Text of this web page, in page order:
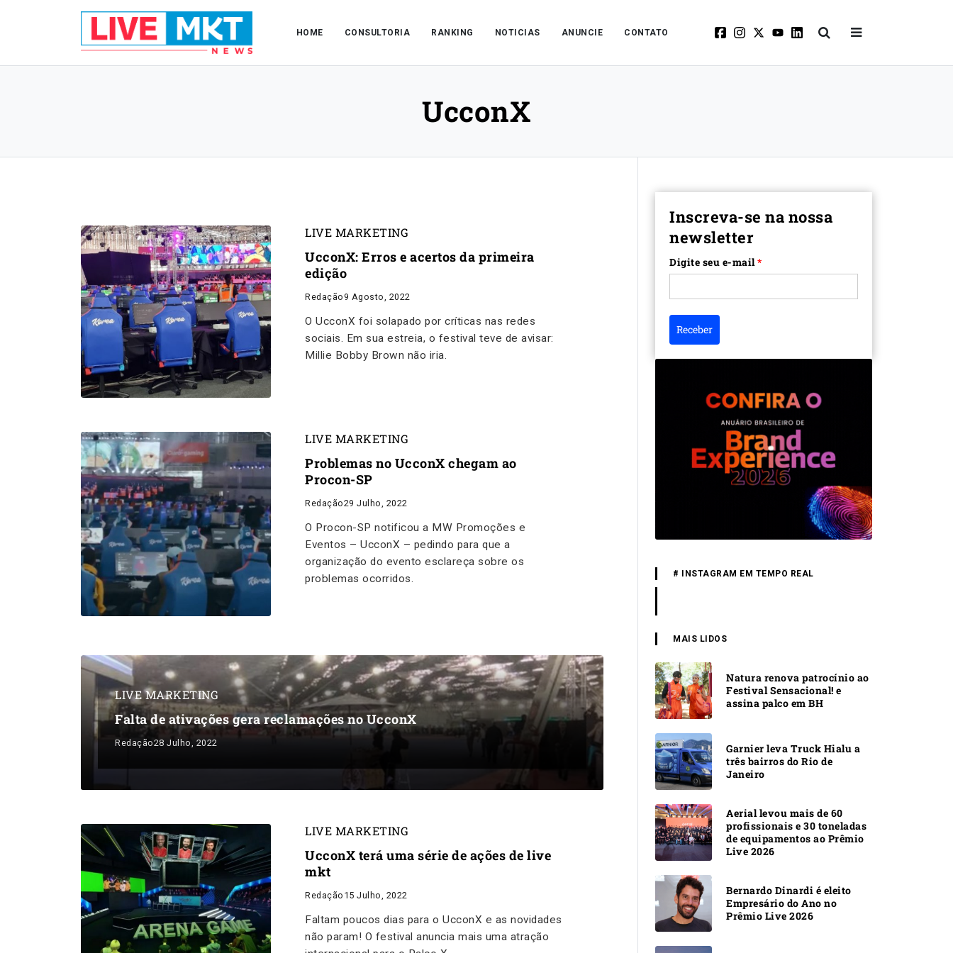
HOME CONSULTORIA RANKING NOTICIAS ANUNCIE CONTATO
UcconX
LIVE MARKETING
UcconX: Erros e acertos da primeira
edição
Redação 9 Agosto, 2022
O UcconX foi solapado por críticas nas redes
sociais. Em sua estreia, o festival teve de avisar:
Millie Bobby Brown não iria.
LIVE MARKETING
Problemas no UcconX chegam ao
Procon-SP
Redação29 Julho, 2022
O Procon-SP notificou a MW Promoções e
Eventos – UcconX – pedindo para que a
organização do evento esclareça sobre os
problemas ocorridos.
LIVE MARKETING
Falta de ativações gera reclamações no UcconX
Redação28 Julho, 2022
LIVE MARKETING
UcconX terá uma série de ações de live
mkt
Redação 15 Julho, 2022
Faltam poucos dias para o UcconX e as novidades
não param! O festival anuncia mais uma atração
Inscreva-se na nossa
newsletter
Digite seu e-mail*
Receber
# INSTAGRAM EM TEMPO REAL
MAIS LIDOS
Natura renova patrocínio ao
Festival Sensacional! e
assina palco em BH
Garnier leva Truck Hialu a
três bairros do Rio de
Janeiro
Aerial levou mais de 60
profissionais e 30 toneladas
de equipamentos ao Prêmio
Live 2026
Bernardo Dinardi é eleito
Empresário do Ano no
Prêmio Live 2026